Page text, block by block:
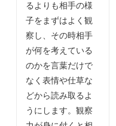
るよりも相手の様
子をまずはよく観
察し、その時相手
が何を考えている
のかを言葉だけで
なく表情や仕草な
どから読み取るよ
うにします。観察